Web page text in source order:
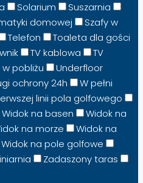
Solarium
Suszarnia
domowej
Szafy w
Telefon
Toaleta dla gości
TV kablowa
TV
pobliżu
Underfloor
ochrony 24h
W pełni
linii pola golfowego
Widok na basen
Widok na
na morze
Widok na
Widok na pole golfowe
Zadaszony taras